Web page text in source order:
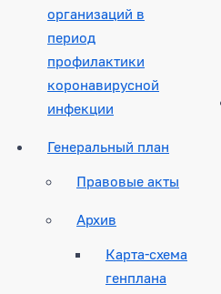
организаций в
период
профилактики
коронавирусной
инфекции
Генеральный план
Правовые акты
Архив
Карта-схема
генплана